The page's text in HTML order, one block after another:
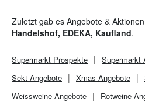
Zuletzt gab es Angebote &
Handelshof, EDEKA, Kaufland.
Supermarkt Prospekte Supermarkt
Sekt Angebote
Xmas Angebote
Weissweine Angebote
Rotweine